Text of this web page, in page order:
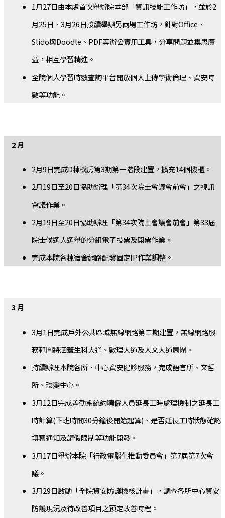
1月27日由本處首次舉辦院本部「資訊技能工作坊」，並於2
月25日、3月26日接續舉辦另兩場工作坊，針對Office、
Slido與Doodle、PDF等辦公實用工具，分享問題並集思廣
益，相互學習精進。
全院個人學習時數查詢平台開放個人上傳學術倫理、資安時
數等功能。
2 月
2月9日完成D棟機房第3期第一階段建置，擴充14個機櫃。
2月19日至20日協助辦理「第34次院士會議會前會」之視訊
會議作業。
2月19日至20日協助辦理「第34次院士會議會前會」第33屆
院士候選人選舉的分組電子投票及開票作業。
完成本院各棟宿舍網路配發固定IP作業調整。
3 月
3月1日完成戶外公共區域無線網路第二期建置，無線網路服
務範圍將涵蓋生科大道、數理大道及人文大道周圍。
持續辦理本院各所、中心資安健診服務，完成語言所、文哲
所、環變中心。
3月12日完成差勤系統約聘僱人員延長工時處理機制之延長工
時計算(下班時間30分鐘後開始起算)、是否延長工時狀態確認
填寫通知及請假限制等功能開發。
3月17日舉辦本院「行政電腦化推動委員會」第7屆第7次會
議。
3月29日啟動「全院資安防護檢核計畫」，調查各所中心資安
防護現況及待改善項目之預定改善時程。